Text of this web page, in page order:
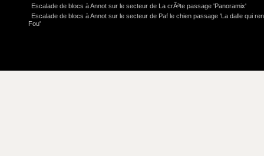
Escalade de blocs à Annot sur le secteur de La crÃªte passage 'Panoramix'
Escalade de blocs à Annot sur le secteur de Paf le chien passage 'La dalle qui
Fou'